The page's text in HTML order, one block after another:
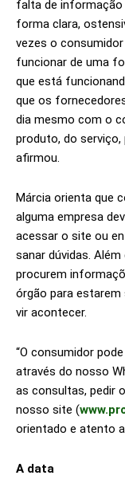
falta de informação
forma clara,
vezes o
funcionar de uma
que está
que os
dia mesmo com o
produto, do serviço,
afirmou.
Márcia orienta que
alguma empresa
acessar o site ou
sanar dúvidas.
procurem
órgão para
vir acontecer.
“O consumidor
através do nosso
as consultas, pedir
nosso site (
orientado e atento
A data